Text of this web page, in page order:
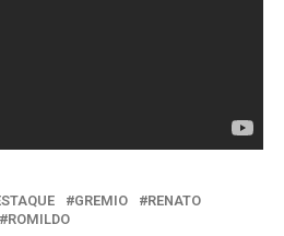
GREMIO
RENATO
ROMILDO